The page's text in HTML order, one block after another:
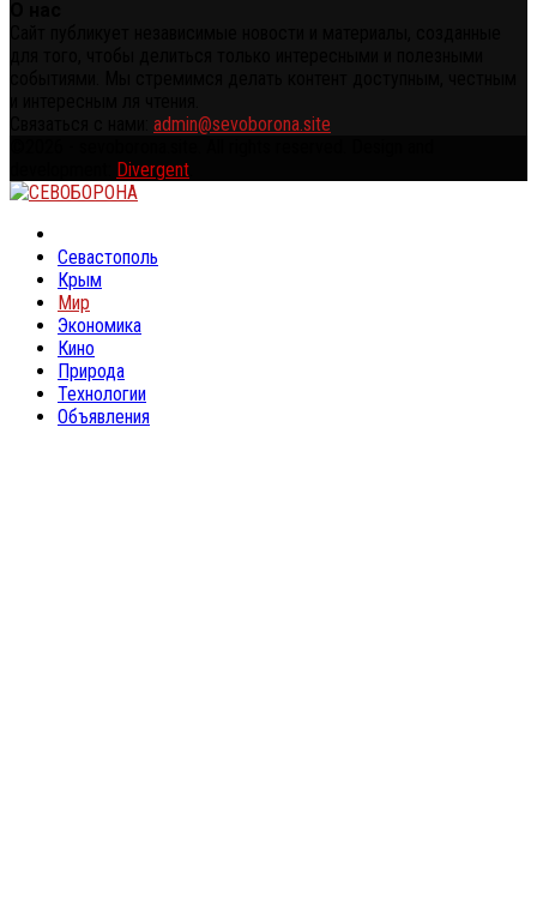
admin@sevoborona.site
Divergent
Севастополь
Крым
Мир
Экономика
Кино
Природа
Технологии
Объявления